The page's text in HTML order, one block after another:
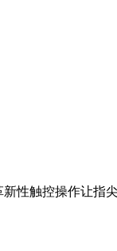
性触控操作让指